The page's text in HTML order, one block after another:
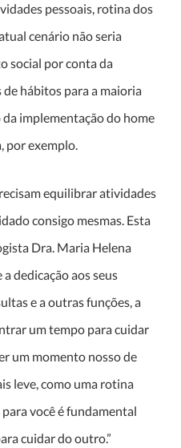
pessoais, rotina dos
cenário não seria
social por conta da
hábitos para a maioria
da implementação do home
por exemplo.
equilibrar atividades
consigo mesmas. Esta
Dra. Maria Helena
dedicação aos seus
e a outras funções, a
um tempo para cuidar
um momento nosso de
leve, como uma rotina
você é fundamental
cuidar do outro.”